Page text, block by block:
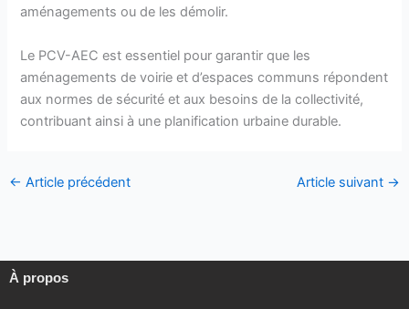
aménagements ou de les démolir.
Le PCV-AEC est essentiel pour garantir que les
aménagements de voirie et d’espaces communs répondent
aux normes de sécurité et aux besoins de la collectivité,
contribuant ainsi à une planification urbaine durable.
← Article précédent Article suivant →
À propos